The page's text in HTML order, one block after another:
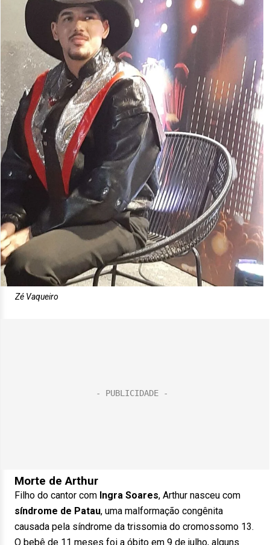
Zé Vaqueiro
Morte de Arthur
Filho do cantor com Ingra Soares, Arthur nasceu com
síndrome de Patau, uma malformação congênita
causada pela síndrome da trissomia do cromossomo 13.
O bebê de 11 meses foi a óbito em 9 de julho, alguns